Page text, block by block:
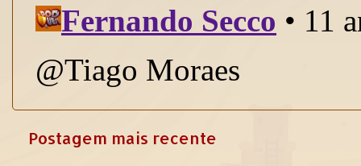
Postagem mais recente